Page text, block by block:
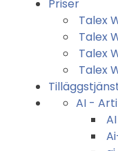
Priser
Talex
Talex
Talex
Talex
AI -